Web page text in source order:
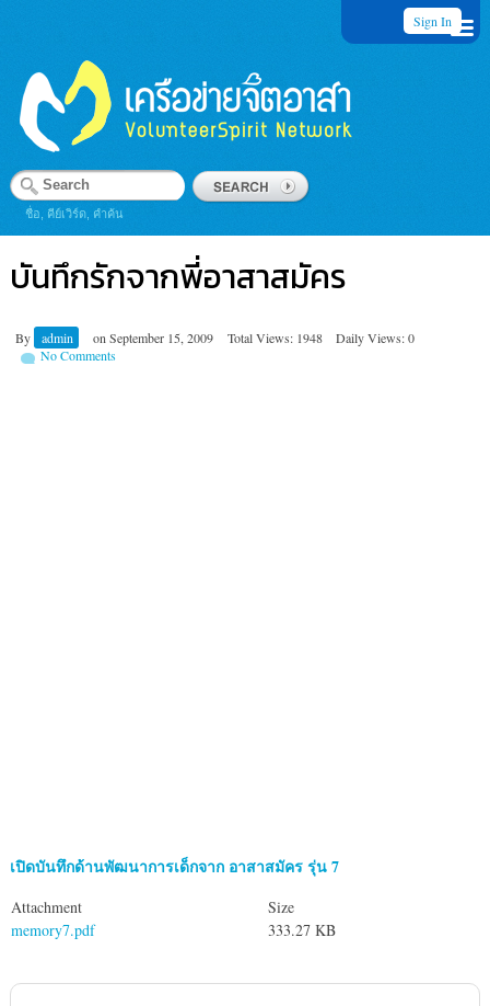
Sign In
ชื่อ, คีย์เวิร์ด, คำค้น
บันทึกรักจากพี่อาสาสมัคร
By admin on September 15, 2009 Total Views: 1948
Daily Views: 0
No Comments
เปิดบันทึกด้านพัฒนาการเด็กจาก อาสาสมัคร รุ่น 7
Attachment
Size
memory7.pdf
333.27 KB